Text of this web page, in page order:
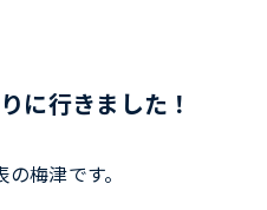
に行きました！
梅津です。